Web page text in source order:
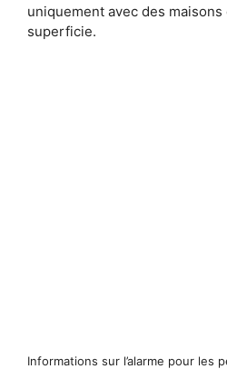
uniquement avec des
superficie.
Informations sur l’alarme pour les